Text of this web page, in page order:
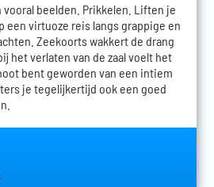
vooral beelden. Prikkelen. Liften je
een virtuoze reis langs grappige en
Zeekoorts wakkert de drang
het verlaten van de zaal voelt het
bent geworden van een intiem
je tegelijkertijd ook een goed